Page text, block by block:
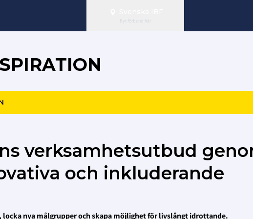
Byt förbund här
verksamhetsutbud
och inkluderande
nya målgrupper och skapa möjlighet för livslångt idrottande.